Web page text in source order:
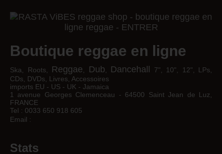
Boutique reggae en ligne
Ska, Roots, Reggae Dub Dancehall
7", 10", 12", LPs,
CDs, DVDs, Livres, Accessoires
imports EU - US - UK - Jamaica
1 avenue Georges Clemenceau - 64500 Saint Jean de Luz,
FRANCE
Tel : 0033 650 918 605
Email :
Stats